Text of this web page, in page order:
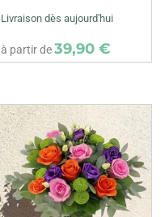
Livraison dès aujourd'hui
à partir de39,90 €